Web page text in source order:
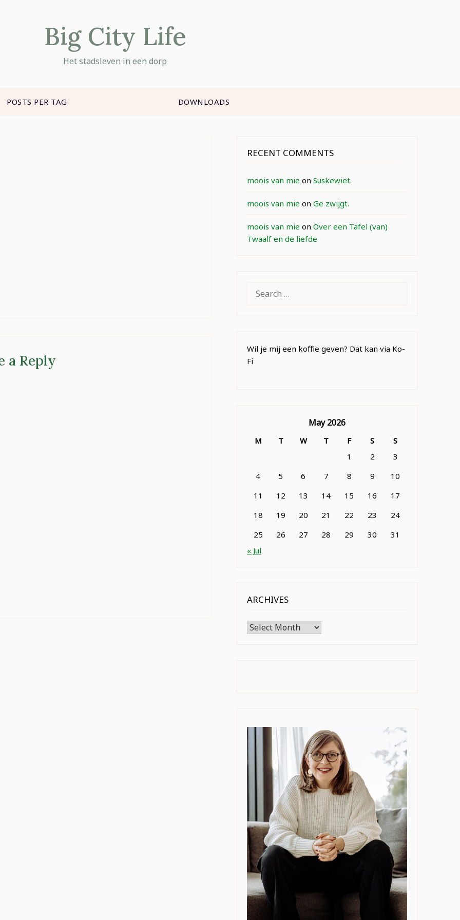
Big City Life
Het stadsleven in een dorp
POSTS PER TAG DOWNLOADS
a Reply
RECENT COMMENTS
moois van mie on Suskewiet.
moois van mie on Ge zwijgt.
moois van mie on Over een Tafel (van)
Twaalf en de liefde
FOR:
Wil je mij een koffie geven? Dat kan via Ko-
Fi
May 2026
M T W T F S
S
1
2
3
4
5 6 7 8 9
10
11
12 13 14 15 16
17
18
19 20 21 22 23
24
25
26 27 28 29 30
31
« Jul
ARCHIVES
Archives